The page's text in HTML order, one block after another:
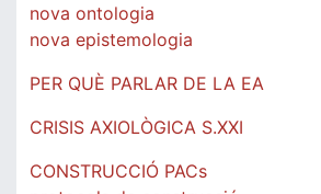
nova ontologia
nova epistemologia
PER QUÈ PARLAR DE LA EA
CRISIS AXIOLÒGICA S.XXI
CONSTRUCCIÓ PACs